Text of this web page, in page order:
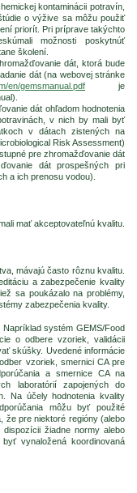
kontaminácii potravín,
o výžive sa môžu použiť
priorít. Pri príprave takýchto
možnosti poskytnúť
školení.
dát, ktorá bude
dát (na webovej stránke
en/gemsmanual.pdf je
dát ohľadom hodnotenia
v nich by mali byť
v dátach zistených na
Risk Assessment)
pre zhromažďovanie dát
dát prospešných pri
a ich prenosu vodou).
mať akceptovateľnú kvalitu.
mávajú často rôznu kvalitu.
a zabezpečenie kvality
sa poukázalo na problémy,
zabezpečenia kvality.
systém GEMS/Food
o odbere vzoriek, validácii
skúšky. Uvedené informácie
vzoriek, smernici CA pre
a smernice CA na
laboratórií zapojených do
Na účely hodnotenia kvality
môžu byť použité
že pre niektoré regióny (alebo
žiadne normy alebo
vynaložená koordinovaná